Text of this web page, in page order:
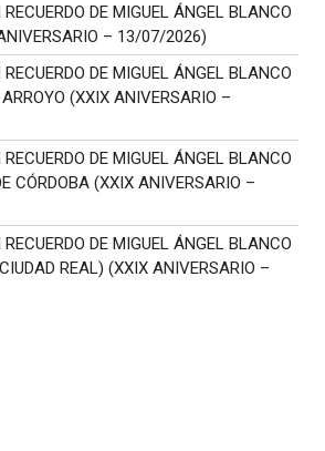
DE MIGUEL ÁNGEL BLANCO
– 13/07/2026)
DE MIGUEL ÁNGEL BLANCO
(XXIX ANIVERSARIO –
DE MIGUEL ÁNGEL BLANCO
CÓRDOBA (XXIX ANIVERSARIO –
DE MIGUEL ÁNGEL BLANCO
REAL) (XXIX ANIVERSARIO –